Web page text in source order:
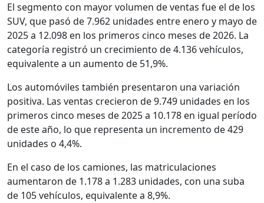
El segmento con mayor volumen de ventas fue el de los
SUV, que pasó de 7.962 unidades entre enero y mayo de
2025 a 12.098 en los primeros cinco meses de 2026. La
categoría registró un crecimiento de 4.136 vehículos,
equivalente a un aumento de 51,9%.
Los automóviles también presentaron una variación
positiva. Las ventas crecieron de 9.749 unidades en los
primeros cinco meses de 2025 a 10.178 en igual período
de este año, lo que representa un incremento de 429
unidades o 4,4%.
En el caso de los camiones, las matriculaciones
aumentaron de 1.178 a 1.283 unidades, con una suba
de 105 vehículos, equivalente a 8,9%.